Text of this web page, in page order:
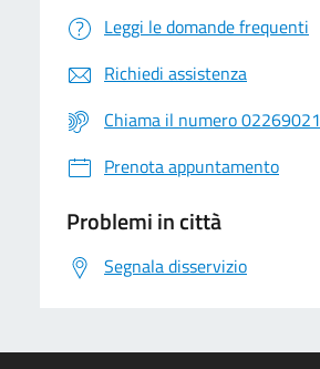
Leggi le domande frequenti
Richiedi assistenza
Chiama il numero 02269021
Prenota appuntamento
Problemi in città
Segnala disservizio